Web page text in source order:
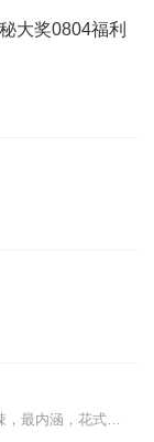
大奖0804福利
本节目由喜马拉雅FM独家出品最热辣，最内涵，花式撩拨你的小耳朵~每周七天，每日不听不散！